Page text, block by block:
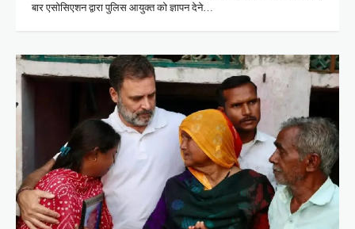
बार एसोसिएशन द्वारा पुलिस आयुक्त को ज्ञापन देने…